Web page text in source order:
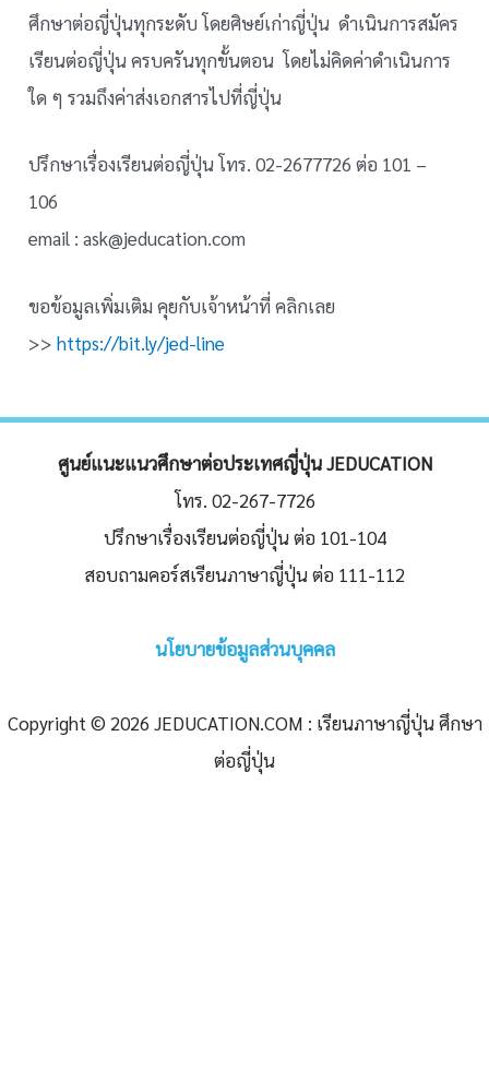
ศึกษาต่อญี่ปุ่นทุกระดับ โดยศิษย์เก่าญี่ปุ่น ดำเนินการสมัคร
เรียนต่อญี่ปุ่น ครบครันทุกขั้นตอน โดยไม่คิดค่าดำเนินการ
ใด ๆ รวมถึงค่าส่งเอกสารไปที่ญี่ปุ่น
ปรึกษาเรื่องเรียนต่อญี่ปุ่น โทร. 02-2677726 ต่อ 101 –
106
email : ask@jeducation.com
ขอข้อมูลเพิ่มเติม คุยกับเจ้าหน้าที่ คลิกเลย
>>https://bit.ly/jed-line
ศูนย์แนะแนวศึกษาต่อประเทศญี่ปุ่น JEDUCATION
โทร. 02-267-7726
ปรึกษาเรื่องเรียนต่อญี่ปุ่น ต่อ 101-104
สอบถามคอร์สเรียนภาษาญี่ปุ่น ต่อ 111-112
นโยบายข้อมูลส่วนบุคคล
Copyright © 2026 JEDUCATION.COM : เรียนภาษาญี่ปุ่น ศึกษา
ต่อญี่ปุ่น